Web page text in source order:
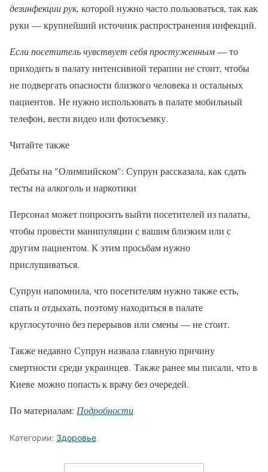
дезинфекции рук, которой нужно часто пользоваться, так как
руки — крупнейший источник распространения инфекций.
Если посетитель чувствует себя простуженным— то
приходить в палату интенсивной терапии не стоит, чтобы
не подвергать опасности близкого человека и остальных
пациентов. Не нужно использовать в палате мобильный
телефон, вести видео или фотосъемку.
Читайте также
Дебаты на "Олимпийском": Супрун рассказала, как сдать
тесты на алкоголь и наркотики
Персонал может попросить выйти посетителей из палаты,
чтобы провести манипуляции с вашим близким или с
другим пациентом. К этим просьбам нужно
прислушиваться.
Супрун напомнила, что посетителям нужно также есть,
спать и отдыхать, поэтому находиться в палате
круглосуточно без перерывов или смены — не стоит.
Также недавно Супрун назвала главную причину
смертности среди украинцев. Также ранее мы писали, что в
Киеве можно попасть к врачу без очередей.
По материалам: Подробности
Категории: Здоровье